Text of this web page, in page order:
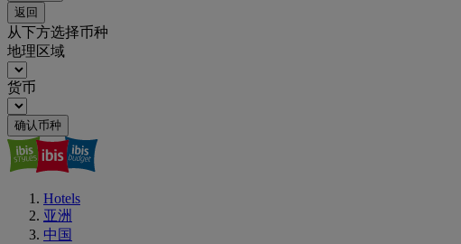
返回
从下方选择币种
地理区域
货币
确认币种
Hotels
亚洲
中国